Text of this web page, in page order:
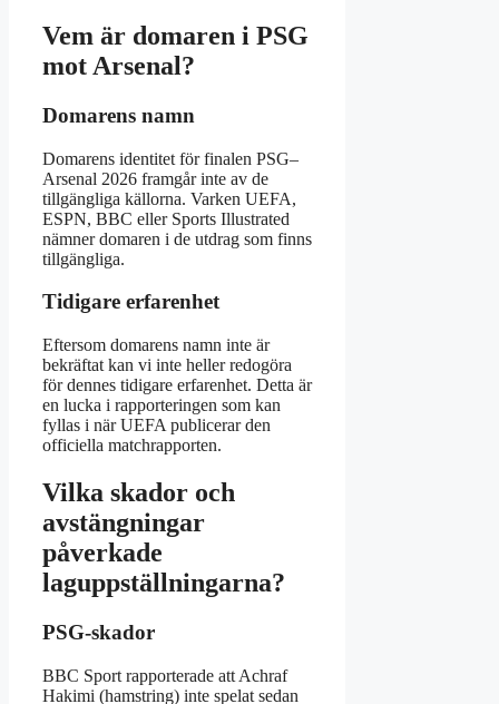
Vem är domaren i PSG
mot Arsenal?
Domarens namn
Domarens identitet för finalen PSG–
Arsenal 2026 framgår inte av de
tillgängliga källorna. Varken UEFA,
ESPN, BBC eller Sports Illustrated
nämner domaren i de utdrag som finns
tillgängliga.
Tidigare erfarenhet
Eftersom domarens namn inte är
bekräftat kan vi inte heller redogöra
för dennes tidigare erfarenhet. Detta är
en lucka i rapporteringen som kan
fyllas i när UEFA publicerar den
officiella matchrapporten.
Vilka skador och
avstängningar
påverkade
laguppställningarna?
PSG-skador
BBC Sport rapporterade att Achraf
Hakimi (hamstring) inte spelat sedan